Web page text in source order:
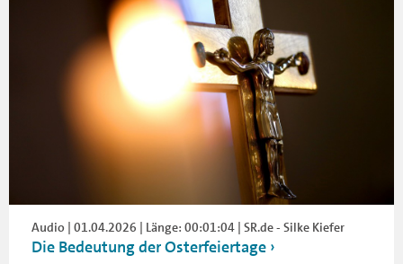
Audio | 01.04.2026 | Länge: 00:01:04 | SR.de - Silke Kiefer
Die Bedeutung der Osterfeiertage